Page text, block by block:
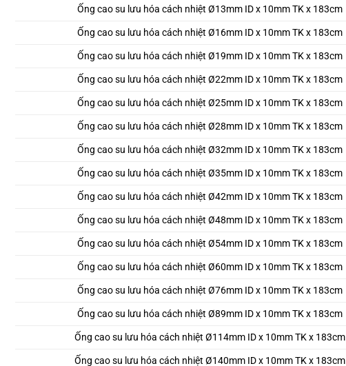
Ống cao su lưu hóa cách nhiệt Ø13mm ID x 10mm TK x 183cm
Ống cao su lưu hóa cách nhiệt Ø16mm ID x 10mm TK x 183cm
Ống cao su lưu hóa cách nhiệt Ø19mm ID x 10mm TK x 183cm
Ống cao su lưu hóa cách nhiệt Ø22mm ID x 10mm TK x 183cm
Ống cao su lưu hóa cách nhiệt Ø25mm ID x 10mm TK x 183cm
Ống cao su lưu hóa cách nhiệt Ø28mm ID x 10mm TK x 183cm
Ống cao su lưu hóa cách nhiệt Ø32mm ID x 10mm TK x 183cm
Ống cao su lưu hóa cách nhiệt Ø35mm ID x 10mm TK x 183cm
Ống cao su lưu hóa cách nhiệt Ø42mm ID x 10mm TK x 183cm
Ống cao su lưu hóa cách nhiệt Ø48mm ID x 10mm TK x 183cm
Ống cao su lưu hóa cách nhiệt Ø54mm ID x 10mm TK x 183cm
Ống cao su lưu hóa cách nhiệt Ø60mm ID x 10mm TK x 183cm
Ống cao su lưu hóa cách nhiệt Ø76mm ID x 10mm TK x 183cm
Ống cao su lưu hóa cách nhiệt Ø89mm ID x 10mm TK x 183cm
Ống cao su lưu hóa cách nhiệt Ø114mm ID x 10mm TK x 183cm
Ống cao su lưu hóa cách nhiệt Ø140mm ID x 10mm TK x 183cm